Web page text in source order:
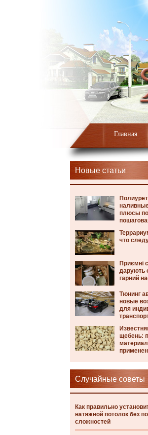
Главная
Новые статьи
плюсы
что
Приємні
дарують
гарний
Тюнинг
новые
для
щебень:
Случайные советы
Как правильно
натяжной потолок без
сложностей